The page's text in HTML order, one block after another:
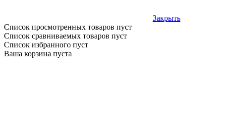
Закрыть
Список просмотренных товаров пуст
Список сравниваемых товаров пуст
Список избранного пуст
Ваша корзина пуста